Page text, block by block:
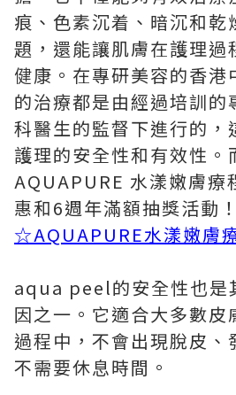
痕、色素沉着、暗沉和乾
題，還能讓肌膚在護理過
健康。在專研美容的香港
的治療都是由經過培訓的
科醫生的監督下進行的，
護理的安全性和有效性。
AQUAPURE 水漾嫩膚療
惠和6週年滿額抽獎活動！
☆AQUAPURE水漾嫩膚
aqua peel的安全性也是
因之一。它適合大多數皮
過程中，不會出現脫皮、
不需要休息時間。